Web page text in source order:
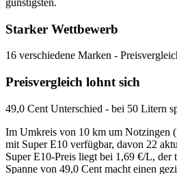
Starker Wettbewerb
16 verschiedene Marken -
Preisvergleich lohnt sich
49,0 Cent Unterschied - bei 50 Litern
Im Umkreis von 10 km um Notzingen
mit Super E10 verfügbar, davon 22
Super E10-Preis liegt bei 1,69 €/L, der
Spanne von 49,0 Cent macht einen